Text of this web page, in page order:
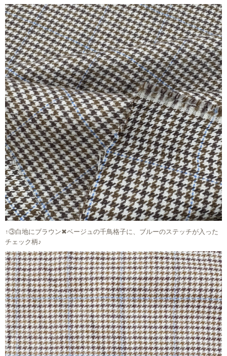
↑③白地にブラウン✖︎ベージュの千鳥格子に、ブルーのステッチが入った
チェック柄♪